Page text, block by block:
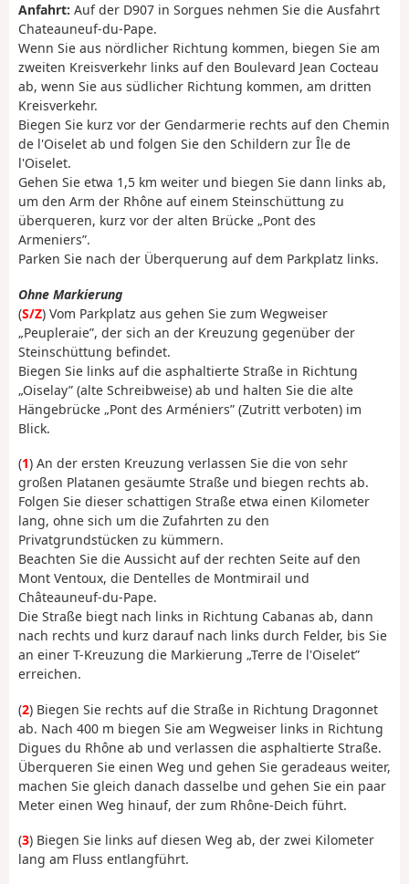
Anfahrt: Auf der D907 in Sorgues nehmen Sie die Ausfahrt
Chateauneuf-du-Pape.
Wenn Sie aus nördlicher Richtung kommen, biegen Sie am
zweiten Kreisverkehr links auf den Boulevard Jean Cocteau
ab, wenn Sie aus südlicher Richtung kommen, am dritten
Kreisverkehr.
Biegen Sie kurz vor der Gendarmerie rechts auf den Chemin
de l'Oiselet ab und folgen Sie den Schildern zur Île de
l'Oiselet.
Gehen Sie etwa 1,5 km weiter und biegen Sie dann links ab,
um den Arm der Rhône auf einem Steinschüttung zu
überqueren, kurz vor der alten Brücke „Pont des
Armeniers”.
Parken Sie nach der Überquerung auf dem Parkplatz links.
Ohne Markierung
(S/Z) Vom Parkplatz aus gehen Sie zum Wegweiser
„Peupleraie”, der sich an der Kreuzung gegenüber der
Steinschüttung befindet.
Biegen Sie links auf die asphaltierte Straße in Richtung
„Oiselay” (alte Schreibweise) ab und halten Sie die alte
Hängebrücke „Pont des Arméniers” (Zutritt verboten) im
Blick.
(1) An der ersten Kreuzung verlassen Sie die von sehr
großen Platanen gesäumte Straße und biegen rechts ab.
Folgen Sie dieser schattigen Straße etwa einen Kilometer
lang, ohne sich um die Zufahrten zu den
Privatgrundstücken zu kümmern.
Beachten Sie die Aussicht auf der rechten Seite auf den
Mont Ventoux, die Dentelles de Montmirail und
Châteauneuf-du-Pape.
Die Straße biegt nach links in Richtung Cabanas ab, dann
nach rechts und kurz darauf nach links durch Felder, bis Sie
an einer T-Kreuzung die Markierung „Terre de l'Oiselet”
erreichen.
(2) Biegen Sie rechts auf die Straße in Richtung Dragonnet
ab. Nach 400 m biegen Sie am Wegweiser links in Richtung
Digues du Rhône ab und verlassen die asphaltierte Straße.
Überqueren Sie einen Weg und gehen Sie geradeaus weiter,
machen Sie gleich danach dasselbe und gehen Sie ein paar
Meter einen Weg hinauf, der zum Rhône-Deich führt.
(3) Biegen Sie links auf diesen Weg ab, der zwei Kilometer
lang am Fluss entlangführt.